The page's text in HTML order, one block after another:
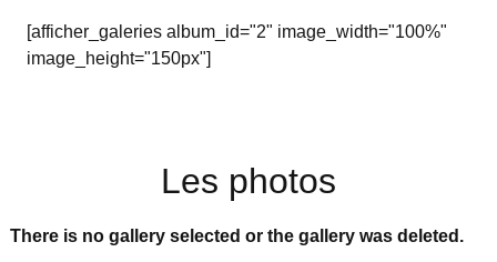
[afficher_galeries album_id="2" image_width="100%"
image_height="150px"]
Les photos
There is no gallery selected or the gallery was deleted.